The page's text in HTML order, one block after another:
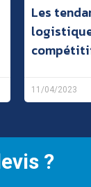
Les
11/04/2023
?